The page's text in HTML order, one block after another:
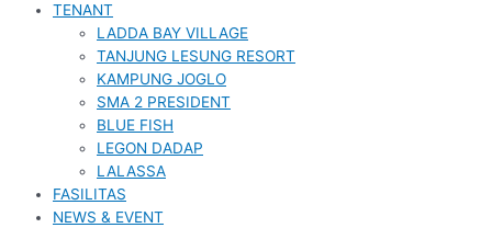
TENANT
LADDA BAY VILLAGE
TANJUNG LESUNG RESORT
KAMPUNG JOGLO
SMA 2 PRESIDENT
BLUE FISH
LEGON DADAP
LALASSA
FASILITAS
NEWS & EVENT